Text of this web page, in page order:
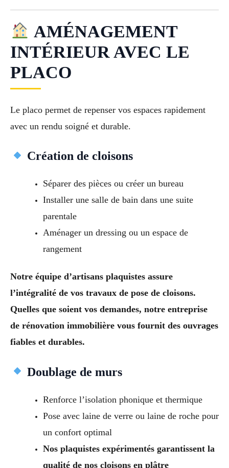
AMÉNAGEMENT
INTÉRIEUR AVEC LE
PLACO
Le placo permet de repenser vos espaces rapidement
avec un rendu soigné et durable.
Création de cloisons
Séparer des pièces ou créer un bureau
Installer une salle de bain dans une suite
parentale
Aménager un dressing ou un espace de
rangement
Notre équipe d’artisans plaquistes assure
l’intégralité de vos travaux de pose de cloisons.
Quelles que soient vos demandes, notre entreprise
de rénovation immobilière vous fournit des ouvrages
fiables et durables.
Doublage de murs
Renforce l’isolation phonique et thermique
Pose avec laine de verre ou laine de roche pour
un confort optimal
Nos plaquistes expérimentés garantissent la
qualité de nos cloisons en plâtre